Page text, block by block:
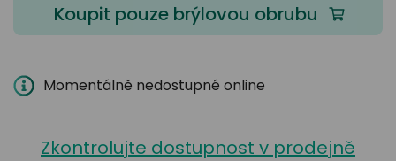
Koupit pouze brýlovou obrubu
Momentálně nedostupné online
Zkontrolujte dostupnost v prodejně